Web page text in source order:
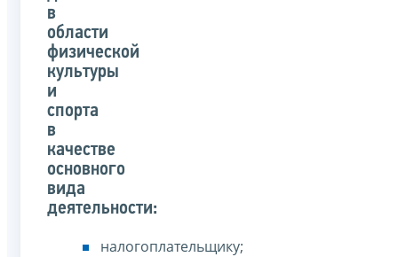
в
области
физической
культуры
и
спорта
в
качестве
основного
вида
деятельности:
налогоплательщику;